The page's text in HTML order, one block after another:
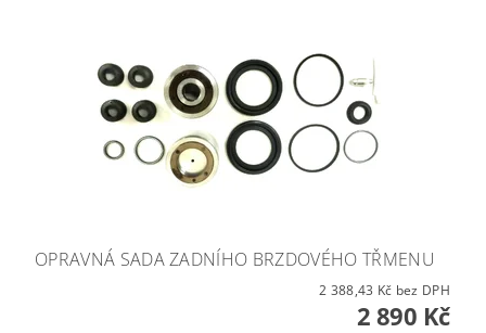
OPRAVNÁ SADA ZADNÍHO BRZDOVÉHO TŘMENU
2 388,43 Kč bez DPH
2 890 Kč